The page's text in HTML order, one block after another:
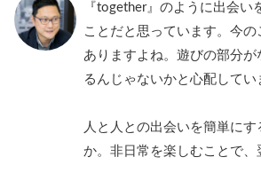
『together』のように出会
ことだと思っています。今
ありますよね。遊びの部分
るんじゃないかと心配してい
人と人との出会いを簡単に
か。非日常を楽しむことで